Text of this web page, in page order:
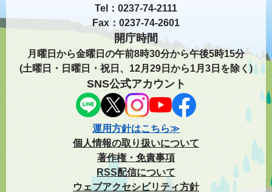
Tel：0237-74-2111
Fax：0237-74-2601
開庁時間
月曜日から金曜日の午前8時30分から午後5時15分
(土曜日・日曜日・祝日、12月29日から1月3日を除く)
SNS公式アカウント
運用方針はこちら≫
個人情報の取り扱いについて
著作権・免責事項
RSS配信について
ウェブアクセシビリティ方針